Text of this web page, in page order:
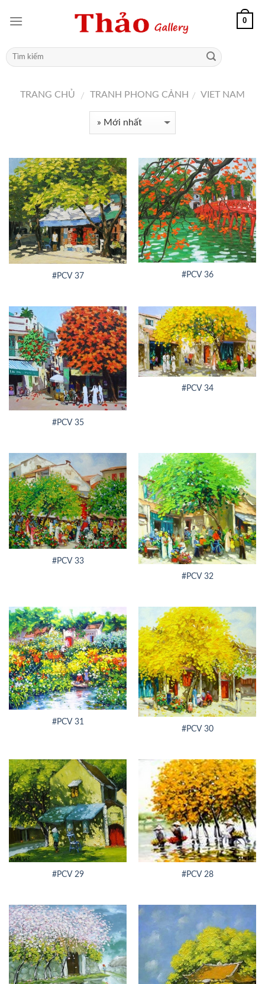
0
TRANG CHỦ / TRANH PHONG CẢNH / VIET NAM
#PCV 37 #PCV 36
#PCV 35
#PCV 34
#PCV 33
#PCV 32
#PCV 31
#PCV 30
#PCV 29 #PCV 28